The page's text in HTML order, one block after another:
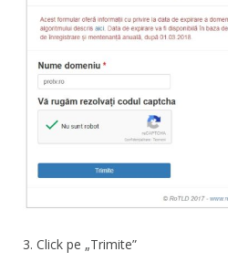
3. Click pe „Trimite”